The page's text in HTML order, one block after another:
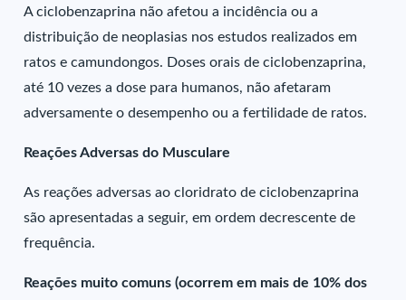
A ciclobenzaprina não afetou a incidência ou a
distribuição de neoplasias nos estudos realizados em
ratos e camundongos. Doses orais de ciclobenzaprina,
até 10 vezes a dose para humanos, não afetaram
adversamente o desempenho ou a fertilidade de ratos.
Reações Adversas do Musculare
As reações adversas ao cloridrato de ciclobenzaprina
são apresentadas a seguir, em ordem decrescente de
frequência.
Reações muito comuns (ocorrem em mais de 10% dos